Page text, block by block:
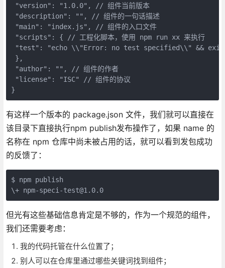
"version": "1.0.0", // 组件当前版本
"description": "", // 组件的一句话描述
"main": "index.js", // 组件的入口文件
"scripts": { // 工程化脚本，使用 npm run xx 来执行
"test": "echo \\"Error: no test specified\\" &&
},
"author": "", // 组件的作者
"license": "ISC" // 组件的协议
}
有这样一个版本的 package.json 文件，我们就可以直接在
该目录下直接执行npm publish发布操作了，如果 name 的
名称在 npm 仓库中尚未被占用的话，就可以看到发包成功
的反馈了：
$ npm publish
\+ npm-speci-test@1.0.0
但光有这些基础信息肯定是不够的，作为一个规范的组件，
我们还需要考虑：
我的代码托管在什么位置了；
别人可以在仓库里通过哪些关键词找到组件；